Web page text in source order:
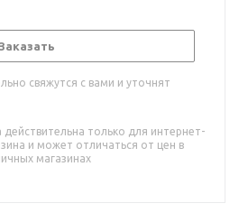
свяжутся с вами и уточнят
действительна только для интернет-
и может отличаться от цен в
магазинах